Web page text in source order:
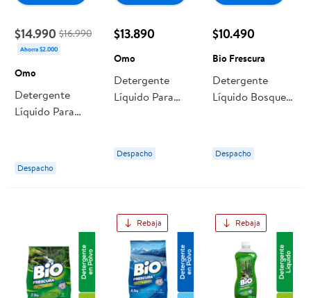
$14.990 $16.990
Ahorra $2.000
Omo
Detergente
Líquido Para
Quix 500ml +
Comfort 500ml
Despacho
$13.890
Omo
Detergente
Líquido Para
Suavizante
Comfort 500 Ml
6 L Omo
Despacho
$10.490
Bio Frescura
Detergente
Líquido Bosque
Frescura
Despacho
Rebaja Rebaja